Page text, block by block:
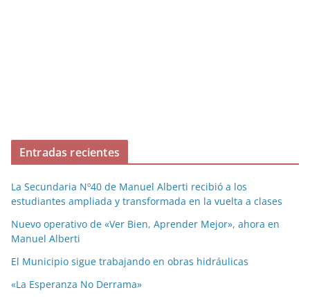
Entradas recientes
La Secundaria Nº40 de Manuel Alberti recibió a los
estudiantes ampliada y transformada en la vuelta a clases
Nuevo operativo de «Ver Bien, Aprender Mejor», ahora en
Manuel Alberti
El Municipio sigue trabajando en obras hidráulicas
«La Esperanza No Derrama»